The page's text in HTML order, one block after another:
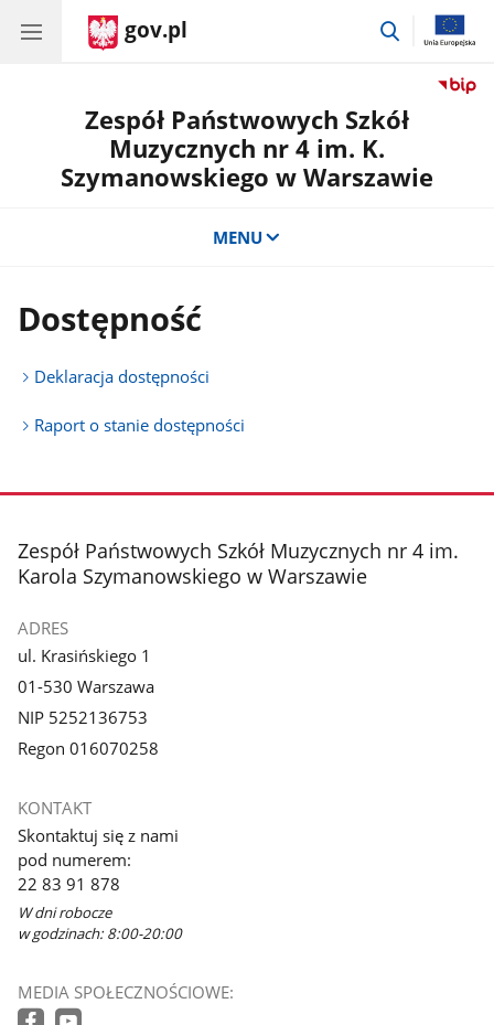
gov.pl
przejdź
Zespół Państwowych Szkół
Muzycznych nr 4 im. K.
Szymanowskiego w Warszawie
MENU
Dostępność
Deklaracja dostępności
Raport o stanie dostępności
stopka
Zespół Państwowych Szkół Muzycznych nr 4 im.
Karola Szymanowskiego w Warszawie
ADRES
ul. Krasińskiego 1
01-530 Warszawa
NIP 5252136753
Regon 016070258
KONTAKT
Skontaktuj się z nami
pod numerem:
22 83 91 878
W dni robocze
w godzinach: 8:00-20:00
MEDIA SPOŁECZNOŚCIOWE: